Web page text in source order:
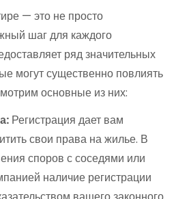
— это не просто
шаг для каждого
ряд значительных
могут существенно повлиять
основные из них:
Регистрация дает вам
свои права на жилье. В
споров с соседями или
наличие регистрации